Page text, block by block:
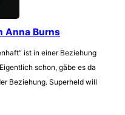
Anna Burns
ist in einer Beziehung
schon, gäbe es da
Beziehung. Superheld will